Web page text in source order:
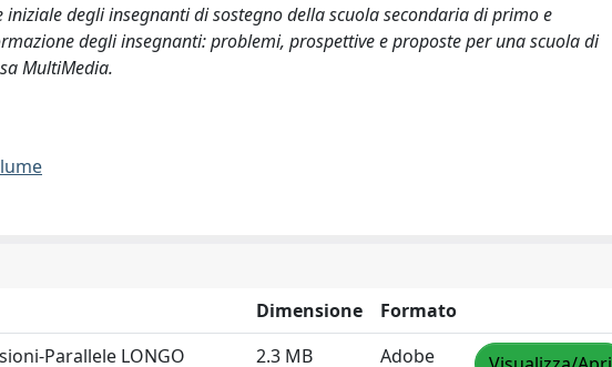
degli insegnanti di sostegno della scuola secondaria di primo e
degli insegnanti: problemi, prospettive e proposte per una scuola di
MultiMedia.
Dimensione
Formato
Parallele LONGO
2.3 MB Adobe